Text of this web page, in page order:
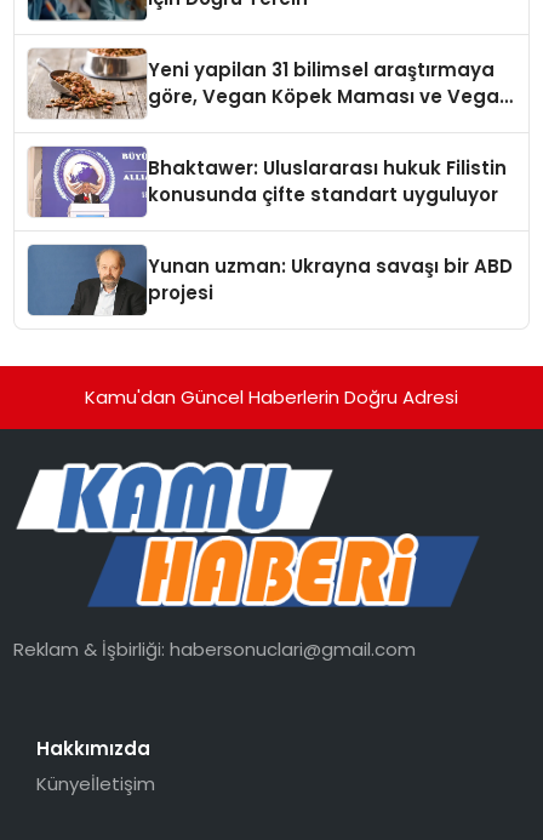
Yeni yapilan 31 bilimsel araştırmaya
göre, Vegan Köpek Maması ve Vegan
Bhaktawer: Uluslararası hukuk Filistin
konusunda çifte standart uyguluyor
Yunan uzman: Ukrayna savaşı bir ABD
projesi
Kamu'dan Güncel Haberlerin Doğru Adresi
Reklam & İşbirliği:habersonuclari@gmail.com
Hakkımızda
Künyeİletişim